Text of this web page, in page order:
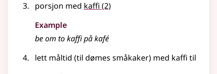
porsjon med kaffi (2)
Example
be om to kaffi på kafé
lett måltid (til dømes småkaker) med kaffi til